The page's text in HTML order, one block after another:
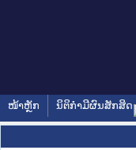
ໜ້າຫຼັກ ນິຕິກໍາມີຜົນສັກສິດ